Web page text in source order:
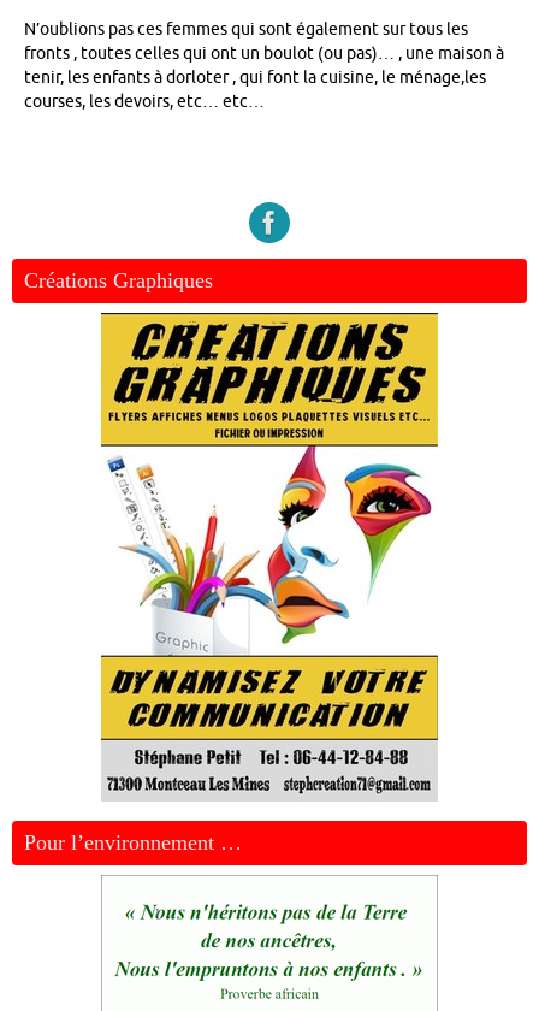
N’oublions pas ces femmes qui sont également sur tous les
fronts , toutes celles qui ont un boulot (ou pas)… , une maison à
tenir, les enfants à dorloter , qui font la cuisine, le ménage,les
courses, les devoirs, etc… etc…
Créations Graphiques
Pour l’environnement …